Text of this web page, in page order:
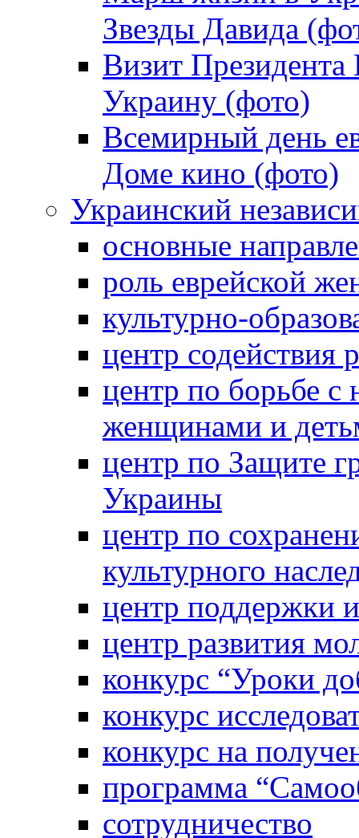
Звезды Давида
Визит
Украину (фото)
Всемирный день
Доме кино (фото)
Украинский
основные
роль еврейской
культурно-
центр содействия
центр по борьбе с
женщинами и
центр по Защите
Украины
центр по
культурного
центр поддержки
центр развития
конкурс “Уроки
конкурс
конкурс на
программа
сотрудничество